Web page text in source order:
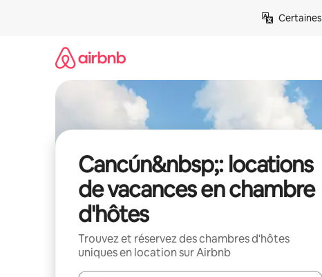
Cancún&nbsp;: locations
de vacances en chambre
d'hôtes
Trouvez et réservez des chambres d'hôtes
uniques en location sur Airbnb